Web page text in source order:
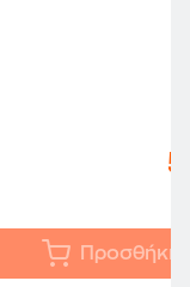
Προσθήκη